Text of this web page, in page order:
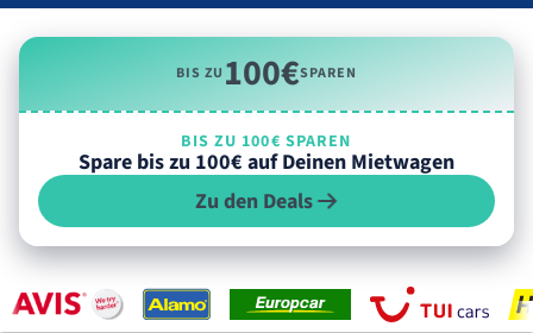
BIS ZU100€SPAREN
BIS ZU 100€ SPAREN
Spare bis zu 100€ auf Deinen Mietwagen
Zu den Deals